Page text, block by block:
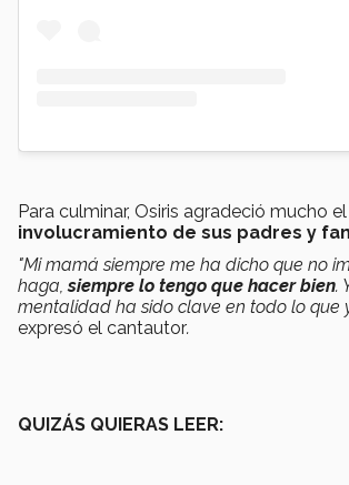
Para culminar, Osiris agradeció mucho el
involucramiento de sus padres y
"Mi mamá siempre me ha dicho que no
haga,siempre lo tengo que hacer bien.
mentalidad ha sido clave en todo lo que
expresó el cantautor.
QUIZÁS QUIERAS LEER: